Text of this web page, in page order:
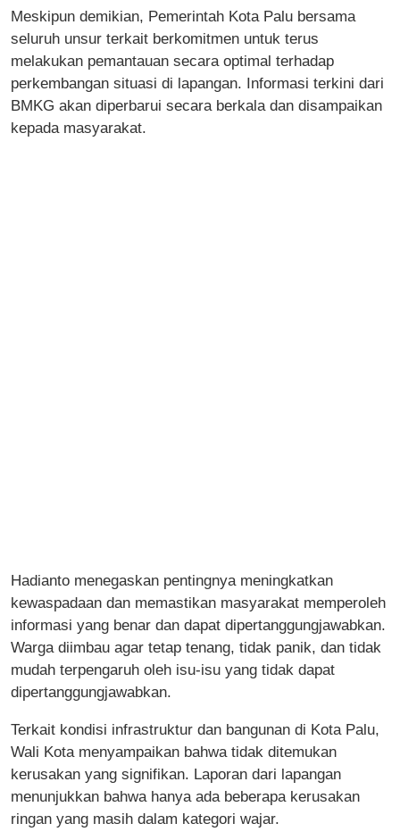
Meskipun demikian, Pemerintah Kota Palu bersama
seluruh unsur terkait berkomitmen untuk terus
melakukan pemantauan secara optimal terhadap
perkembangan situasi di lapangan. Informasi terkini dari
BMKG akan diperbarui secara berkala dan disampaikan
kepada masyarakat.
Hadianto menegaskan pentingnya meningkatkan
kewaspadaan dan memastikan masyarakat memperoleh
informasi yang benar dan dapat dipertanggungjawabkan.
Warga diimbau agar tetap tenang, tidak panik, dan tidak
mudah terpengaruh oleh isu-isu yang tidak dapat
dipertanggungjawabkan.
Terkait kondisi infrastruktur dan bangunan di Kota Palu,
Wali Kota menyampaikan bahwa tidak ditemukan
kerusakan yang signifikan. Laporan dari lapangan
menunjukkan bahwa hanya ada beberapa kerusakan
ringan yang masih dalam kategori wajar.